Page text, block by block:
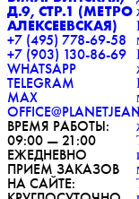
Д.9, СТР.1 (МЕТРО
АЛЕКСЕЕВСКАЯ)
+7 (495) 778-69-58
+7 (903) 130-86-69
WHATSAPP
TELEGRAM
MAX
ВРЕМЯ РАБОТЫ:
09:00 — 21:00
ЕЖЕДНЕВНО
ПРИЕМ ЗАКАЗОВ
НА САЙТЕ: